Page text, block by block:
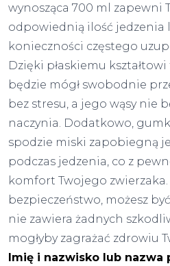
wynosząca 700 ml zapewni
odpowiednią ilość jedzenia
konieczności częstego
Dzięki płaskiemu
będzie mógł swobodnie
bez stresu, a jego wąsy nie
naczynia. Dodatkowo,
spodzie miski zapobiegną
podczas jedzenia, co z
komfort Twojego
bezpieczeństwo, możesz
nie zawiera żadnych
mogłyby zagrażać zdrowiu
Imię i nazwisko lub nazwa